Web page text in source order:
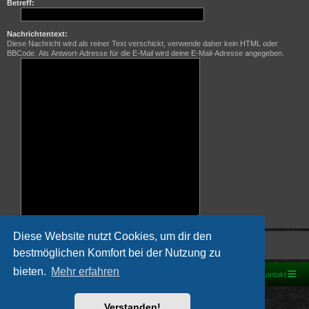
Diese Website nutzt Cookies, um dir den
bestmöglichen Komfort bei der Nutzung zu
bieten. Mehr erfahren
Betreff:
Nachrichtentext:
Diese Nachricht wird als reiner Text verschickt, verwende daher kein HTML oder
BBCode. Als Antwort-Adresse für die E-Mail wird deine E-Mail-Adresse angegeben.
Foren-Übersicht Kontakt
Powered byphpBB® Forum Software © phpBB Limited